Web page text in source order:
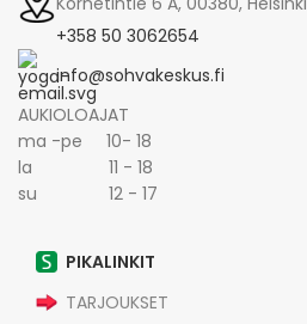
+358 50 3062654
info@sohvakeskus.fi
AUKIOLOAJAT
ma -pe 10- 18
la 11 - 18
su 12 - 17
PIKALINKIT
TARJOUKSET